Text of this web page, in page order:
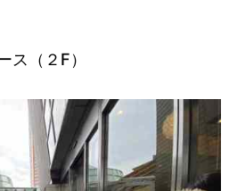
ス（２F）